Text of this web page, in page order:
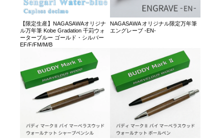
【限定生産】NAGASAWAオリジナ
ル万年筆 Kobe Gradation 千苅ウォ
ーターブルー ゴールド・シルバー
EF/F/FM/M/B
NAGASAWA オリジナル限定万年筆
エングレーブ -EN-